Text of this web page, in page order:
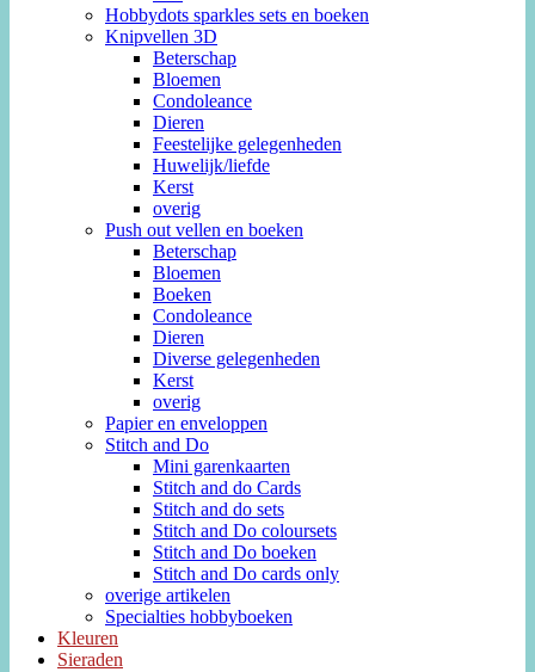
Hobbydots sparkles sets en boeken
Knipvellen 3D
Beterschap
Bloemen
Condoleance
Dieren
Feestelijke gelegenheden
Huwelijk/liefde
Kerst
overig
Push out vellen en boeken
Beterschap
Bloemen
Boeken
Condoleance
Dieren
Diverse gelegenheden
Kerst
overig
Papier en enveloppen
Stitch and Do
Mini garenkaarten
Stitch and do Cards
Stitch and do sets
Stitch and Do coloursets
Stitch and Do boeken
Stitch and Do cards only
overige artikelen
Specialties hobbyboeken
Kleuren
Sieraden